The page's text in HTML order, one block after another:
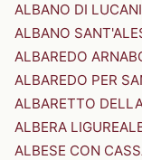
ALBANO DI
ALBANO
ALBAREDO
ALBAREDO PER
ALBARETTO
ALBERA LIGURE
ALBESE CON